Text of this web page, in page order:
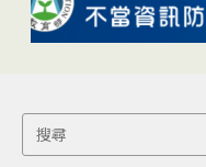
Search
for: